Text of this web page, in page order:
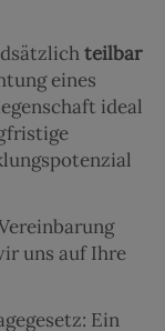
teilbar
eines
ideal
uns auf Ihre
Ein